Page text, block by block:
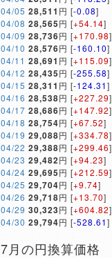
04/05 28,511 円 [-0.08]
04/08 28,565円 [+54.14]
04/09 28,736円 [+170.98]
04/10 28,576円 [-160.10]
04/11 28,691 円 [+115.09]
04/12 28,435円 [-255.58]
04/15 28,311 円 [-124.31]
04/16 28,538円 [+227.29]
04/17 28,686円 [+147.92]
04/18 28,754円 [+67.52]
04/19 29,088円 [+334.78]
04/22 29,388円 [+299.46]
04/23 29,482円 [+94.23]
04/24 29,695円 [+212.59]
04/25 29,704円 [+9.74]
04/26 29,718円 [+13.70]
04/29 30,323円 [+604.82]
04/30 29,794円 [-528.61]
7月の円換算価格